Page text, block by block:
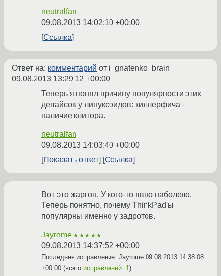
neutralfan
09.08.2013 14:02:10 +00:00
Ссылка
Ответ на: комментарий от i_gnatenko_brain
09.08.2013 13:29:12 +00:00
Теперь я понял причину популярности этих
девайсов у линуксоидов: киллерфича -
наличие клитора.
neutralfan
09.08.2013 14:03:40 +00:00
Показать ответ
Ссылка
Вот это жаргон. У кого-то явно наболело.
Теперь понятно, почему ThinkPad'ы
популярны именно у задротов.
Jayrome ★★★★★
09.08.2013 14:37:52 +00:00
Последнее исправление: Jayrome 09.08.2013 14:38:08
+00:00 (всего исправлений: 1)